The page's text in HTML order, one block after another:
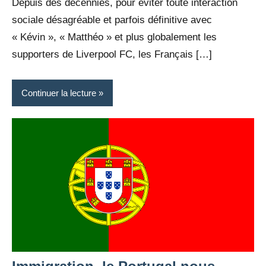
Depuis des décennies, pour éviter toute interaction
sociale désagréable et parfois définitive avec
« Kévin », « Matthéo » et plus globalement les
supporters de Liverpool FC, les Français […]
Continuer la lecture